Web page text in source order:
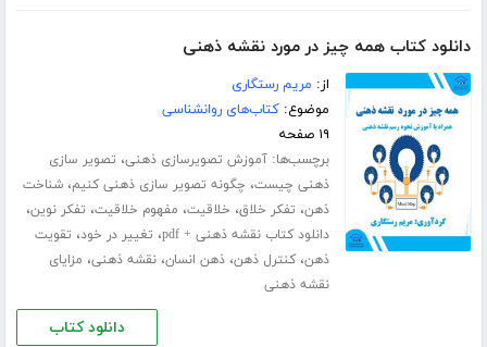
دانلود کتاب همه چیز در مورد نقشه ذهنی
از: مریم رستگاری
موضوع:کتاب‌های روانشناسی
۱۹ صفحه
برچسب‌ها:آموزش تصویرسازی ذهنی، تصویر سازی
ذهنی چیست، چگونه تصویر سازی ذهنی کنیم،شناخت
ذهن، تفکر خلاق، خلاقیت، مفهوم خلاقیت، تفکر نوین،
دانلود کتاب نقشه ذهنی + pdf ، تغییر در خود، تقویت
ذهن،کنترل ذهن،ذهن انسان،نقشه ذهنی، مزایای
نقشه ذهنی
دانلود کتاب